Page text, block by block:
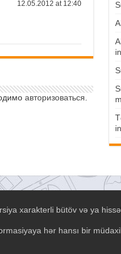
12.05.2012 at 12:40
авторизоваться
xarakterli bütöv və ya
hər hansı bir